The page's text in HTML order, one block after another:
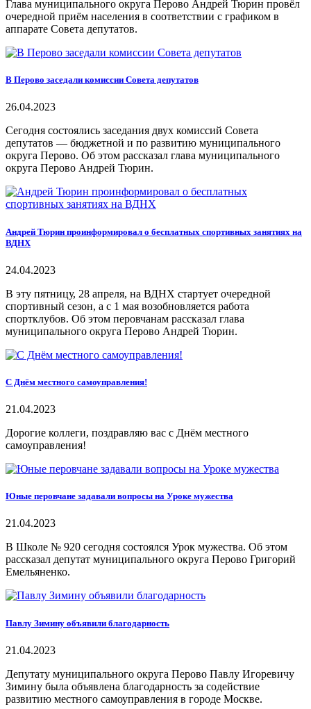
Глава муниципального округа Перово Андрей Тюрин провёл
очередной приём населения в соответствии с графиком в
аппарате Совета депутатов.
В Перово заседали комиссии Совета депутатов
26.04.2023
Сегодня состоялись заседания двух комиссий Совета
депутатов — бюджетной и по развитию муниципального
округа Перово. Об этом рассказал глава муниципального
округа Перово Андрей Тюрин.
Андрей Тюрин проинформировал о бесплатных спортивных занятиях на
ВДНХ
24.04.2023
В эту пятницу, 28 апреля, на ВДНХ стартует очередной
спортивный сезон, а с 1 мая возобновляется работа
спортклубов. Об этом перовчанам рассказал глава
муниципального округа Перово Андрей Тюрин.
С Днём местного самоуправления!
21.04.2023
Дорогие коллеги, поздравляю вас с Днём местного
самоуправления!
Юные перовчане задавали вопросы на Уроке мужества
21.04.2023
В Школе № 920 сегодня состоялся Урок мужества. Об этом
рассказал депутат муниципального округа Перово Григорий
Емельяненко.
Павлу Зимину объявили благодарность
21.04.2023
Депутату муниципального округа Перово Павлу Игоревичу
Зимину была объявлена благодарность за содействие
развитию местного самоуправления в городе Москве.